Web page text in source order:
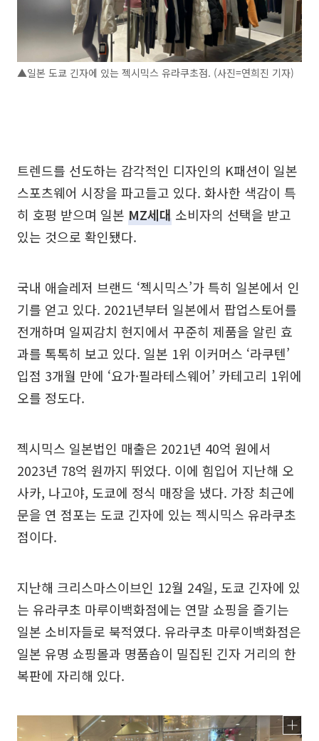
▲일본 도쿄 긴자에 있는 젝시믹스 유라쿠초점. (사진=연희진 기자)
트렌드를 선도하는 감각적인 디자인의 K패션이 일본
스포츠웨어 시장을 파고들고 있다. 화사한 색감이 특
히 호평 받으며 일본 MZ세대 소비자의 선택을 받고
있는 것으로 확인됐다.
국내 애슬레저 브랜드 ‘젝시믹스’가 특히 일본에서 인
기를 얻고 있다. 2021년부터 일본에서 팝업스토어를
전개하며 일찌감치 현지에서 꾸준히 제품을 알린 효
과를 톡톡히 보고 있다. 일본 1위 이커머스 ‘라쿠텐’
입점 3개월 만에 ‘요가·필라테스웨어’ 카테고리 1위에
오를 정도다.
젝시믹스 일본법인 매출은 2021년 40억 원에서
2023년 78억 원까지 뛰었다. 이에 힘입어 지난해 오
사카, 나고야, 도쿄에 정식 매장을 냈다. 가장 최근에
문을 연 점포는 도쿄 긴자에 있는 젝시믹스 유라쿠초
점이다.
지난해 크리스마스이브인 12월 24일, 도쿄 긴자에 있
는 유라쿠초 마루이백화점에는 연말 쇼핑을 즐기는
일본 소비자들로 북적였다. 유라쿠초 마루이백화점은
일본 유명 쇼핑몰과 명품숍이 밀집된 긴자 거리의 한
복판에 자리해 있다.